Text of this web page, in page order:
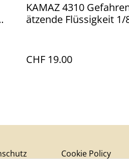
KAMAZ 4310
ätzende Flüssigkeit 1/
CHF 19.00
Cookie Policy